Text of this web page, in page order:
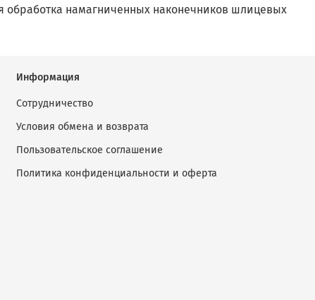
намагниченных наконечников шлицевых
Информация
Сотрудничество
Условия обмена и возврата
Пользовательское соглашение
Политика конфиденциальности и оферта